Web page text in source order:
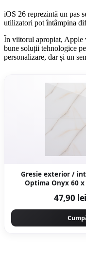
iOS 26 reprezintă un pas
utilizatori pot întâmpina
În viitorul apropiat, Apple
bune soluții tehnologice
personalizare, dar și un
Gresie exterior /
Optima Onyx 60 x 120 cm lucioasa
47,90